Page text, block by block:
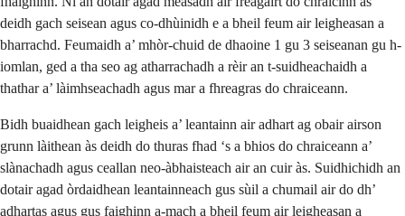
deidh gach seisean agus co-dhùinidh e a bheil feum air leigheasan a
bharrachd. Feumaidh a’ mhòr-chuid de dhaoine 1 gu 3 seiseanan gu h-
iomlan, ged a tha seo ag atharrachadh a rèir an t-suidheachaidh a
thathar a’ làimhseachadh agus mar a fhreagras do chraiceann.
Bidh buaidhean gach leigheis a’ leantainn air adhart ag obair airson
grunn làithean às deidh do thuras fhad ‘s a bhios do chraiceann a’
slànachadh agus ceallan neo-àbhaisteach air an cuir às. Suidhichidh an
dotair agad òrdaidhean leantainneach gus sùil a chumail air do dh’
adhartas agus gus faighinn a-mach a bheil feum air leigheasan a